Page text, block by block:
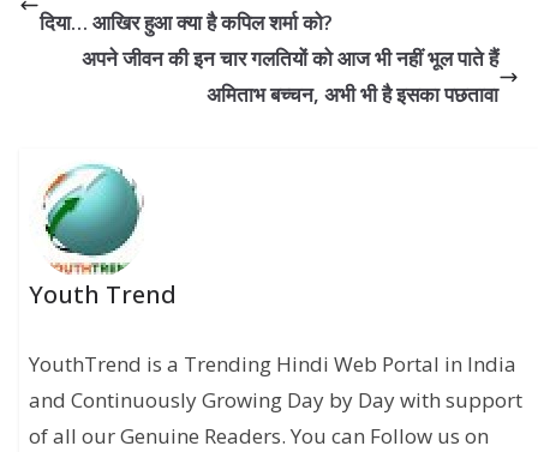
दिया… आखिर हुआ क्‍या है कपिल शर्मा को?
अपने जीवन की इन चार गलतियों को आज भी नहीं भूल पाते हैं
अमिताभ बच्चन, अभी भी है इसका पछतावा
Youth Trend
YouthTrend is a Trending Hindi Web Portal in India
and Continuously Growing Day by Day with support
of all our Genuine Readers. You can Follow us on